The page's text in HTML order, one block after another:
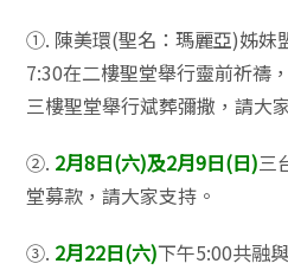
①. 陳美環(聖名：瑪麗亞)姊妹
7:30在二樓聖堂舉行靈前祈禱，
三樓聖堂舉行斌葬彌撒，請大
②. 2月8日(六)及2月9日(日)三
堂募款，請大家支持。
③. 2月22日(六)下午5:00共融